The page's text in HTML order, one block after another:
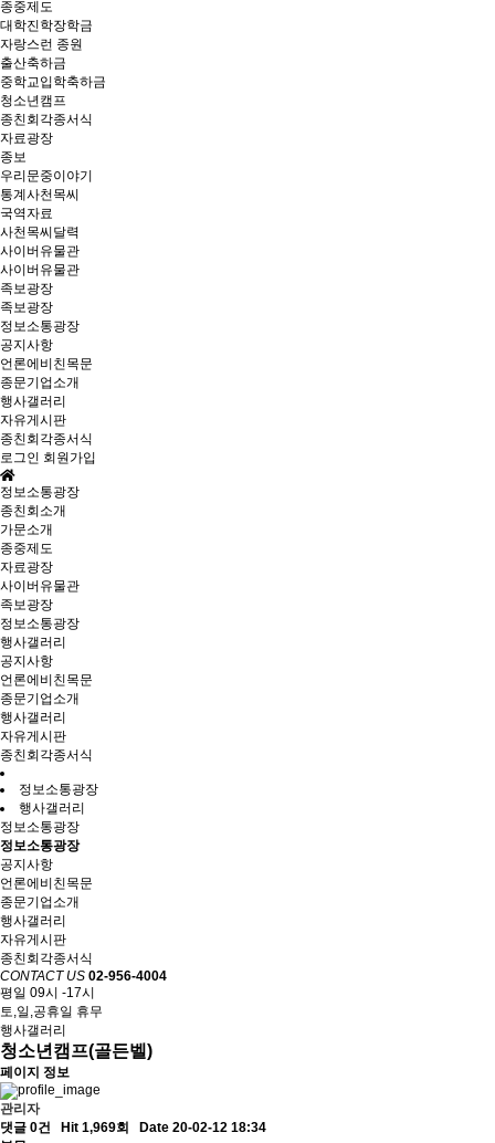
종중제도
대학진학장학금
자랑스런 종원
출산축하금
중학교입학축하금
청소년캠프
종친회각종서식
자료광장
종보
우리문중이야기
통계사천목씨
국역자료
사천목씨달력
사이버유물관
사이버유물관
족보광장
족보광장
정보소통광장
공지사항
언론에비친목문
종문기업소개
행사갤러리
자유게시판
종친회각종서식
로그인 회원가입
정보소통광장
종친회소개
가문소개
종중제도
자료광장
사이버유물관
족보광장
정보소통광장
행사갤러리
공지사항
언론에비친목문
종문기업소개
행사갤러리
자유게시판
종친회각종서식
정보소통광장
행사갤러리
정보소통광장
정보소통광장
공지사항
언론에비친목문
종문기업소개
행사갤러리
자유게시판
종친회각종서식
CONTACT US 02-956-4004
평일 09시 -17시
토,일,공휴일 휴무
행사갤러리
청소년캠프(골든벨)
페이지 정보
관리자
댓글 0건
Hit 1,969회
Date 20-02-12 18:34